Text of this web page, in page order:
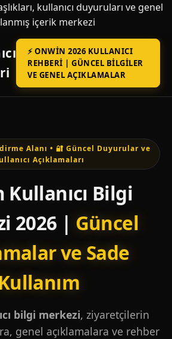
kullanıcı duyuruları ve genel
içerik merkezi
⚡ ONWIN 2026 KULLANICI
REHBERI | GÜNCEL BILGILER
VE GENEL AÇIKLAMALAR
Alanı • 🔐 Güncel Duyurular ve
Açıklamaları
Bilgi
2026 | Güncel
ve Sade
bilgi merkezi, ziyaretçilerin
genel açıklamalara ve rehber